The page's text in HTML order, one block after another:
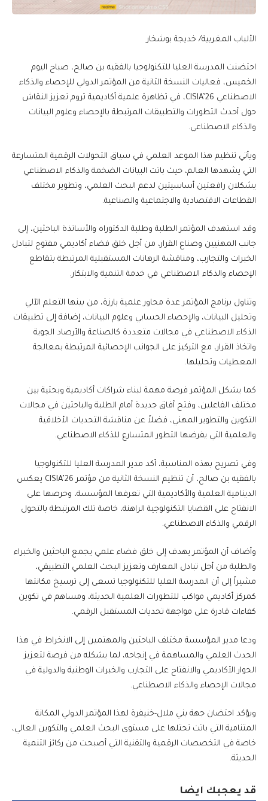
الألباب المغربية/ خديجة بوشخار
احتضنت المدرسة العليا للتكنولوجيا بالفقيه بن صالح، صباح اليوم
الخميس، فعاليات النسخة الثانية من المؤتمر الدولي للإحصاء والذكاء
الاصطناعي CISIA’26، في تظاهرة علمية أكاديمية تروم تعزيز النقاش
حول أحدث التطورات والتطبيقات المرتبطة بالإحصاء وعلوم البيانات
والذكاء الاصطناعي.
ويأتي تنظيم هذا الموعد العلمي في سياق التحولات الرقمية المتسارعة
التي يشهدها العالم، حيث باتت البيانات الضخمة والذكاء الاصطناعي
يشكلان رافعتين أساسيتين لدعم البحث العلمي، وتطوير مختلف
القطاعات الاقتصادية والاجتماعية والصناعية.
وقد استهدف المؤتمر الطلبة وطلبة الدكتوراه والأساتذة الباحثين، إلى
جانب المهنيين وصناع القرار، من أجل خلق فضاء أكاديمي مفتوح لتبادل
الخبرات والتجارب، ومناقشة الرهانات المستقبلية المرتبطة بتقاطع
الإحصاء والذكاء الاصطناعي في خدمة التنمية والابتكار.
وتناول برنامج المؤتمر عدة محاور علمية بارزة، من بينها التعلم الآلي
وتحليل البيانات، والإحصاء الحسابي وعلوم البيانات، إضافة إلى تطبيقات
الذكاء الاصطناعي في مجالات متعددة كالصناعة والأرصاد الجوية
واتخاذ القرار، مع التركيز على الجوانب الإحصائية المرتبطة بمعالجة
المعطيات وتحليلها.
كما يشكل المؤتمر فرصة مهمة لبناء شراكات أكاديمية وبحثية بين
مختلف الفاعلين، وفتح آفاق جديدة أمام الطلبة والباحثين في مجالات
التكوين والتطوير المهني، فضلاً عن مناقشة التحديات الأخلاقية
والعلمية التي يفرضها التطور المتسارع للذكاء الاصطناعي.
وفي تصريح بهذه المناسبة، أكد مدير المدرسة العليا للتكنولوجيا
بالفقيه بن صالح، أن تنظيم النسخة الثانية من مؤتمر CISIA’26 يعكس
الدينامية العلمية والأكاديمية التي تعرفها المؤسسة، وحرصها على
الانفتاح على القضايا التكنولوجية الراهنة، خاصة تلك المرتبطة بالتحول
الرقمي والذكاء الاصطناعي.
وأضاف أن المؤتمر يهدف إلى خلق فضاء علمي يجمع الباحثين والخبراء
والطلبة من أجل تبادل المعارف وتعزيز البحث العلمي التطبيقي،
مشيراً إلى أن المدرسة العليا للتكنولوجيا تسعى إلى ترسيخ مكانتها
كمركز أكاديمي مواكب للتطورات العلمية الحديثة، ومساهم في تكوين
كفاءات قادرة على مواجهة تحديات المستقبل الرقمي.
ودعا مدير المؤسسة مختلف الباحثين والمهتمين إلى الانخراط في هذا
الحدث العلمي والمساهمة في إنجاحه، لما يشكله من فرصة لتعزيز
الحوار الأكاديمي والانفتاح على التجارب والخبرات الوطنية والدولية في
مجالات الإحصاء والذكاء الاصطناعي.
ويؤكد احتضان جهة بني ملال-خنيفرة لهذا المؤتمر الدولي المكانة
المتنامية التي باتت تحتلها على مستوى البحث العلمي والتكوين العالي،
خاصة في التخصصات الرقمية والتقنية التي أصبحت من ركائز التنمية
الحديثة.
قد يعجبك ايضا